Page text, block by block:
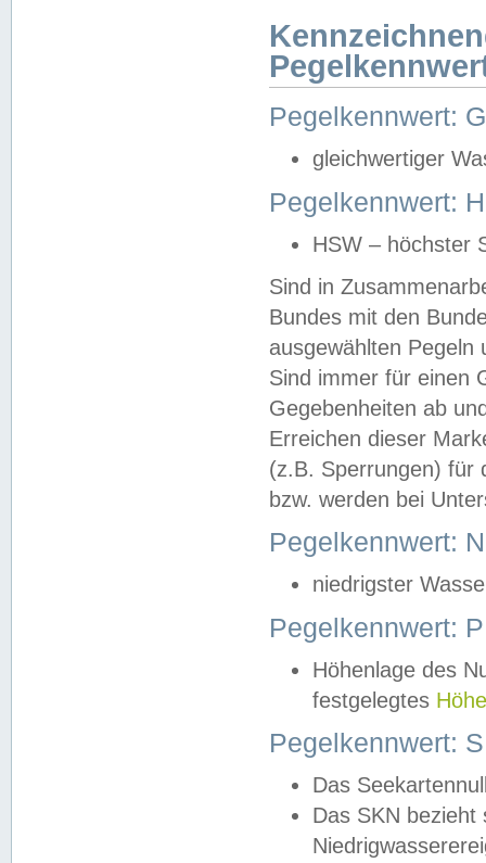
Pegelkennwert:
gleichwertiger
Pegelkennwert:
HSW – höchster
Sind in
Bundes mit den
ausgewählten
Sind immer für einen
Gegebenheiten ab
Erreichen dieser
(z.B. Sperrungen) für
bzw. werden bei
Pegelkennwert:
niedrigster
Pegelkennwert:
Höhenlage des
festgelegtes
Pegelkennwert:
Das
Das SKN